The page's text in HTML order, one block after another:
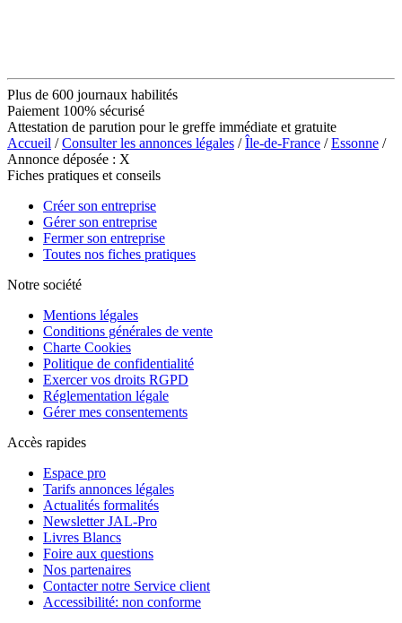
Plus de 600 journaux habilités
Paiement 100% sécurisé
Attestation de parution pour le greffe immédiate et gratuite
Accueil /Consulter les annonces légales /Île-de-France /Essonne /
Annonce déposée : X
Fiches pratiques et conseils
Créer son entreprise
Gérer son entreprise
Fermer son entreprise
Toutes nos fiches pratiques
Notre société
Mentions légales
Conditions générales de vente
Charte Cookies
Politique de confidentialité
Exercer vos droits RGPD
Réglementation légale
Gérer mes consentements
Accès rapides
Espace pro
Tarifs annonces légales
Actualités formalités
Newsletter JAL-Pro
Livres Blancs
Foire aux questions
Nos partenaires
Contacter notre Service client
Accessibilité: non conforme